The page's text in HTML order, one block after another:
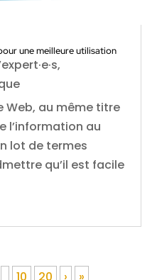
une meilleure utilisation
,
Web, au même titre
l’information au
lot de termes
qu’il est facile